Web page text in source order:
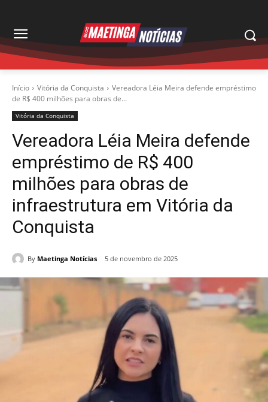
Início Vitória da Conquista
Vereadora Léia Meira defende empréstimo
de R$ 400 milhões para obras de...
Vitória da Conquista
Vereadora Léia Meira defende
empréstimo de R$ 400
milhões para obras de
infraestrutura em Vitória da
Conquista
By Maetinga Notícias 5 de novembro de 2025